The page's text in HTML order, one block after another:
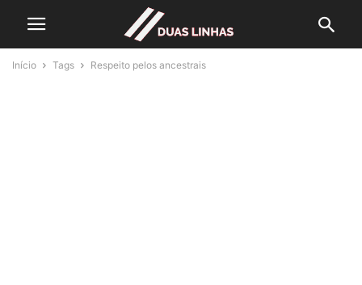
Início Tags Respeito pelos ancestrais